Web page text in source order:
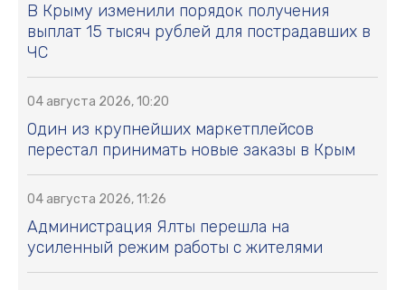
В Крыму изменили порядок получения
выплат 15 тысяч рублей для пострадавших в
ЧС
04 августа 2026, 10:20
Один из крупнейших маркетплейсов
перестал принимать новые заказы в Крым
04 августа 2026, 11:26
Администрация Ялты перешла на
усиленный режим работы с жителями